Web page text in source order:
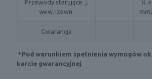
Przewody sterujące: j.
wew.-zewn.
il. x
Gwarancja
*Pod warunkiem spełnienia wymogów
karcie gwarancyjnej